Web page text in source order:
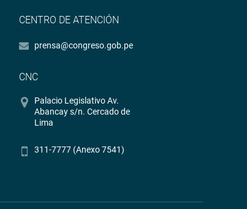
CENTRO DE ATENCIÓN
prensa@congreso.gob.pe
CNC
Palacio Legislativo Av.
Abancay s/n. Cercado de
Lima
311-7777 (Anexo 7541)